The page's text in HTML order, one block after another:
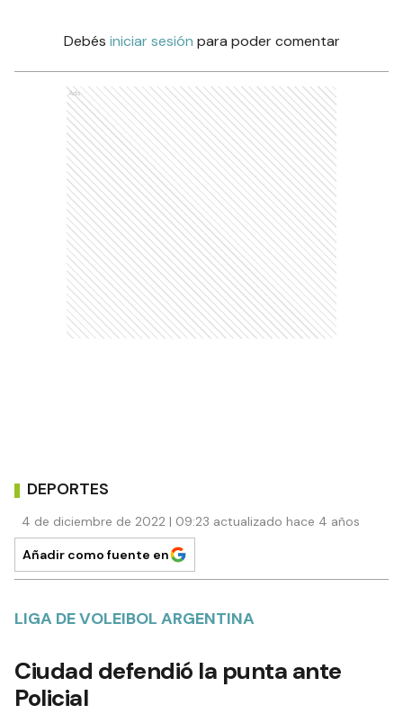
Debés iniciar sesión para poder comentar
Ads
DEPORTES
4 de diciembre de 2022 | 09:23 actualizado hace 4 años
Añadir como fuente en
LIGA DE VOLEIBOL ARGENTINA
Ciudad defendió la punta ante
Policial